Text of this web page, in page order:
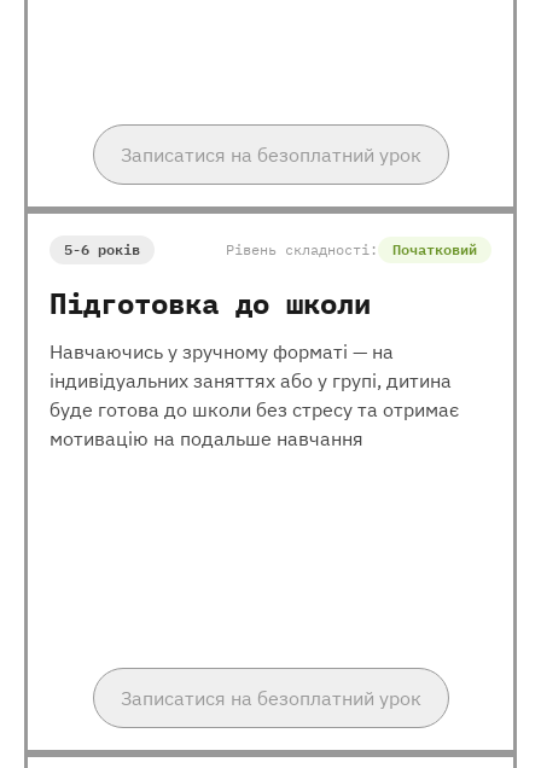
Записатися на безоплатний урок
5-6 років Рівень складності: Початковий
Підготовка до школи
Навчаючись у зручному форматі — на
індивідуальних заняттях або у групі, дитина
буде готова до школи без стресу та отримає
мотивацію на подальше навчання
Записатися на безоплатний урок